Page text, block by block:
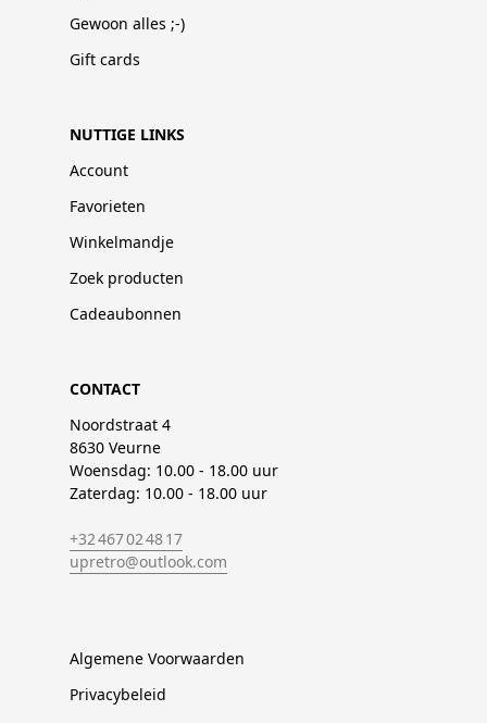
Gewoon alles ;-)
Gift cards
NUTTIGE LINKS
Account
Favorieten
Winkelmandje
Zoek producten
Cadeaubonnen
CONTACT
Noordstraat 4
8630 Veurne
Woensdag: 10.00 - 18.00 uur
Zaterdag: 10.00 - 18.00 uur
+32 467 02 48 17
upretro@outlook.com
Algemene Voorwaarden
Privacybeleid